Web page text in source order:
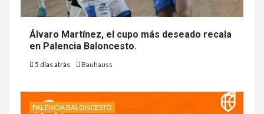
Álvaro Martínez, el cupo más deseado recala
en Palencia Baloncesto.
5 días atrás Bauhauss
PALENCIA BALONCESTO